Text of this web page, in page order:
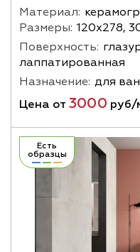
Материал:
Размеры: 120х278,
Поверхность:
лаппатированная
Назначение: для
Цена от 3000 руб/
Есть
образцы